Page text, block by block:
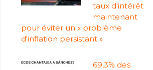
taux d'intérêt
maintenant
pour éviter un « problème
d'inflation persistant »
69,3% des